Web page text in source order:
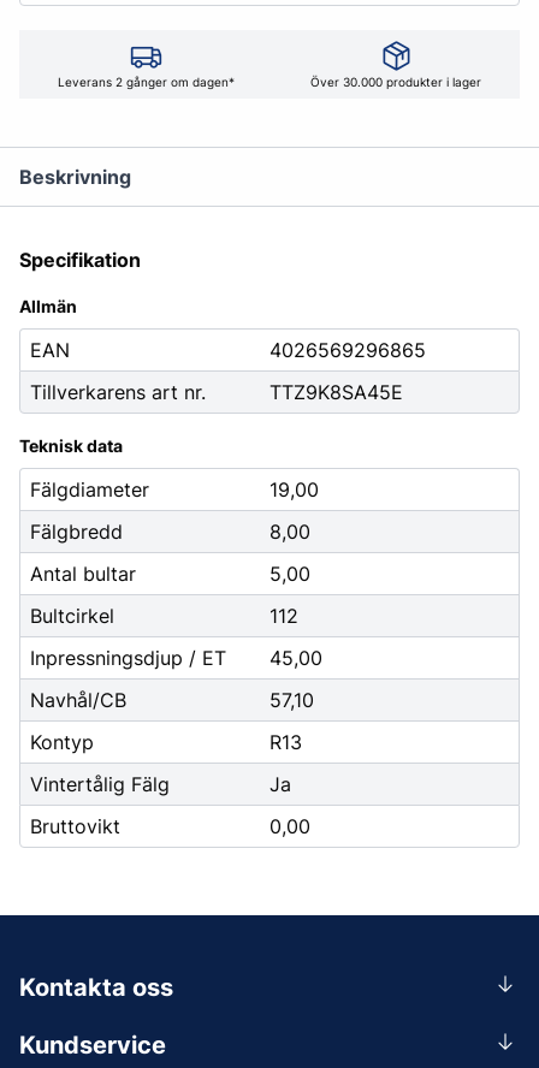
Leverans 2 gånger om dagen* Över 30.000 produkter i lager
Beskrivning
Specifikation
Allmän
EAN
4026569296865
Tillverkarens art nr.
TTZ9K8SA45E
Teknisk data
Fälgdiameter
19,00
Fälgbredd
8,00
Antal bultar
5,00
Bultcirkel
112
Inpressningsdjup / ET
45,00
Navhål/CB
57,10
Kontyp
R13
Vintertålig Fälg
Ja
Bruttovikt
0,00
Kundservice
Kontakta oss
0156-409 00
Mån-Tors 07.30-16:30, Fre 07.30-15.00.